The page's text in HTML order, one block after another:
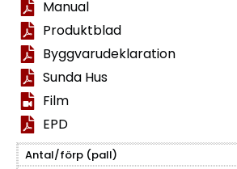
Manual
Produktblad
Byggvarudeklaration
Sunda Hus
Film
EPD
Antal/förp (pall)